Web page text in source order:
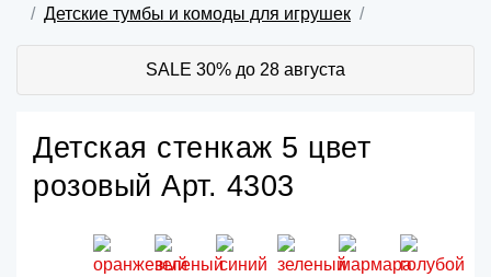
Детские тумбы и комоды для игрушек
SALE 30% до 28 августа
Детская стенкаж 5 цвет
розовый Арт. 4303